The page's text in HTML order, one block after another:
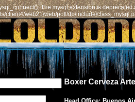
The mysql extension is
client4/web21/web/poll/db/include/
Boxer Cerveza